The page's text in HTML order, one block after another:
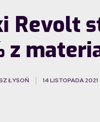
Revolt
z
ŁYSOŃ 14 LISTOPADA 2021